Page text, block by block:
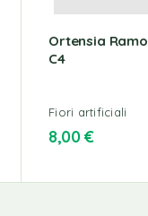
Ortensia
C4
Fiori artificiali
8,00€